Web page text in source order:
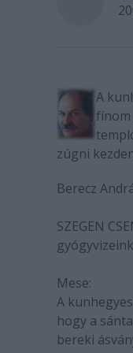
A
fínom
zúgni
Berecz
SZEGEN
Mese:
A
hogy a
bereki